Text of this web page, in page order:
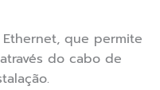
Ethernet, que permite
do cabo de